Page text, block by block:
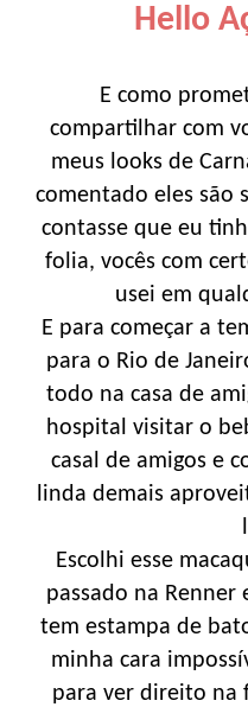
Hello
E como
compartilhar com
meus looks de
comentado eles são
contasse que eu
folia, vocês com
usei em
E para começar a
para o Rio de
todo na casa de
hospital visitar o
casal de amigos e
linda demais
Escolhi esse
passado na Renner
tem estampa de
minha cara
para ver direito na